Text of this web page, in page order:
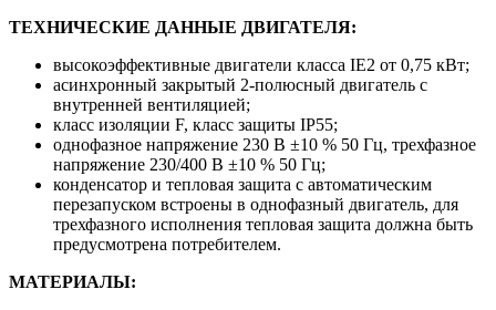
ТЕХНИЧЕСКИЕ ДАННЫЕ ДВИГАТЕЛЯ:
высокоэффективные двигатели класса IE2 от 0,75 кВт;
асинхронный закрытый 2-полюсный двигатель с
внутренней вентиляцией;
класс изоляции F, класс защиты IP55;
однофазное напряжение 230 В ±10 % 50 Гц, трехфазное
напряжение 230/400 В ±10 % 50 Гц;
конденсатор и тепловая защита с автоматическим
перезапуском встроены в однофазный двигатель, для
трехфазного исполнения тепловая защита должна быть
предусмотрена потребителем.
МАТЕРИАЛЫ: